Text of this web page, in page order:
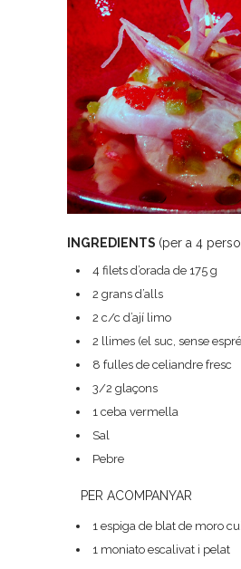
INGREDIENTS (per a 4
4 filets d’orada de 175 g
2 grans d’alls
2 c/c d’ají limo
2 llimes (el suc, sense
8 fulles de celiandre fresc
3/2 glaçons
1 ceba vermella
Sal
Pebre
PER ACOMPANYAR
1 espiga de blat de moro
1 moniato escalivat i pelat